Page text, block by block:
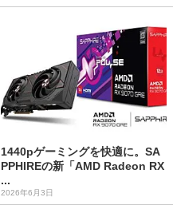
1440pゲーミングを快適に。SA
PPHIREの新「AMD Radeon RX
...
2026年6月3日